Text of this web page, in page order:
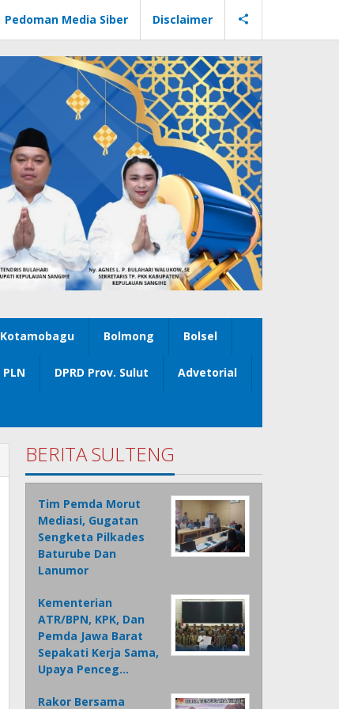
Pedoman Media Siber Disclaimer
Kotamobagu Bolmong Bolsel
PLN DPRD Prov. Sulut Advetorial
BERITA SULTENG
Tim Pemda Morut
Mediasi, Gugatan
Sengketa Pilkades
Baturube Dan
Lanumor
Kementerian
ATR/BPN, KPK, Dan
Pemda Jawa Barat
Sepakati Kerja Sama,
Upaya Penceg…
Rakor Bersama